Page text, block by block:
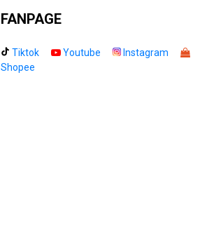
FANPAGE
Tiktok Youtube
Instagram
Shopee